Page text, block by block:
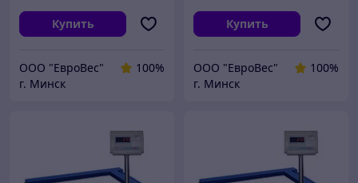
Купить
ООО "ЕвроВес"
100%
г. Минск
Купить
ООО "ЕвроВес"
100%
г. Минск